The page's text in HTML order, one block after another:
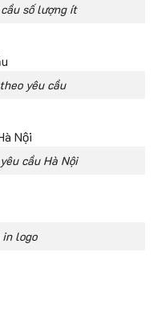
số lượng ít
yêu cầu
cầu Hà Nội
in logo